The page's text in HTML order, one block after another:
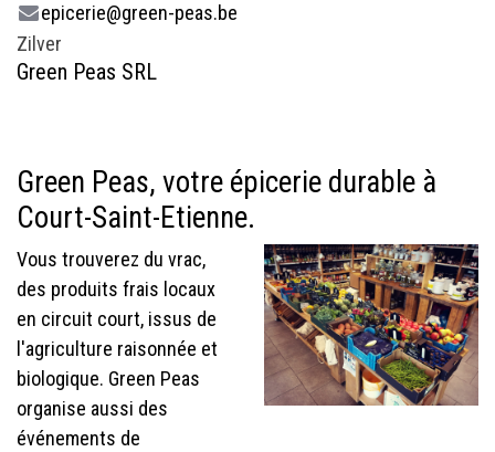
epicerie@green-peas.be
Zilver
Green Peas SRL
Green Peas, votre épicerie durable à
Court-Saint-Etienne.
Vous trouverez du vrac,
des produits frais locaux
en circuit court, issus de
l'agriculture raisonnée et
biologique. Green Peas
organise aussi des
événements de